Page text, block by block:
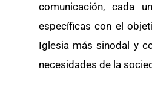
comunicación, cada
específicas con el
Iglesia más sinodal y
necesidades de la